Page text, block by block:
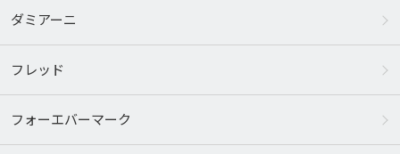
ダミアーニ
フレッド
フォーエバーマーク